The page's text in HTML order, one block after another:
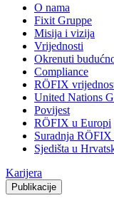
O nama
Fixit Gruppe
Misija i vizija
Vrijednosti
Okrenuti
Compliance
RÖFIX
United Nations
Povijest
RÖFIX u Europi
Suradnja
Sjedišta u
Karijera
Publikacije